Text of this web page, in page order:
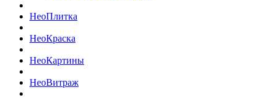
НеоПлитка
НеоКраска
НеоКартины
НеоВитраж